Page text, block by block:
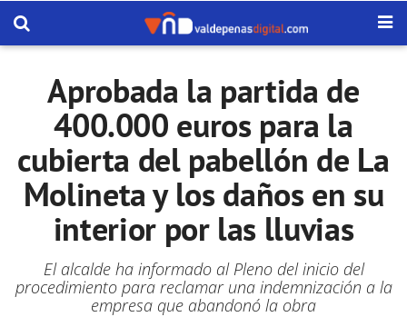
Aprobada la partida de
400.000 euros para la
cubierta del pabellón de La
Molineta y los daños en su
interior por las lluvias
El alcalde ha informado al Pleno del inicio del
procedimiento para reclamar una indemnización a la
empresa que abandonó la obra